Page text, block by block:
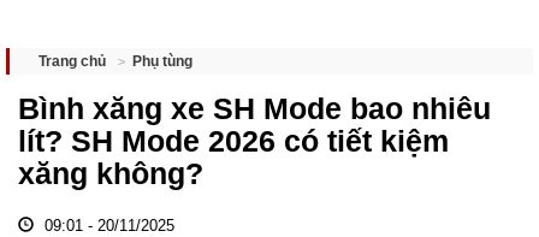
Trang chủ Phụ tùng
Bình xăng xe SH Mode bao nhiêu
lít? SH Mode 2026 có tiết kiệm
xăng không?
09:01 - 20/11/2025